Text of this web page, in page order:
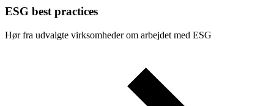
ESG best practices
Hør fra udvalgte virksomheder om arbejdet med ESG